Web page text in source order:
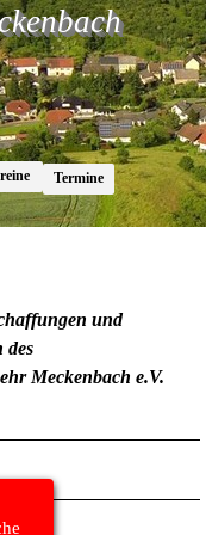
▼
Termine
▼
▼
und
des
Meckenbach e.V.